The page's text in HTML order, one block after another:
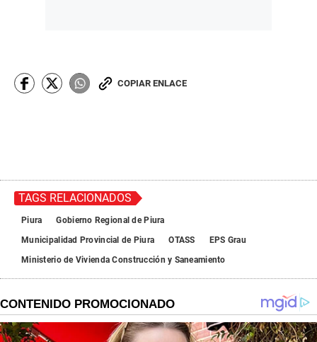
COPIAR ENLACE
TAGS RELACIONADOS
Piura
Gobierno Regional de Piura
Municipalidad Provincial de Piura
OTASS
EPS Grau
Ministerio de Vivienda Construcción y Saneamiento